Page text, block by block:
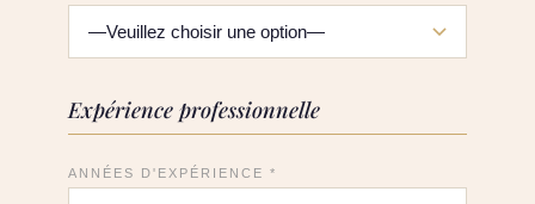
Expérience professionnelle
ANNÉES D'EXPÉRIENCE *